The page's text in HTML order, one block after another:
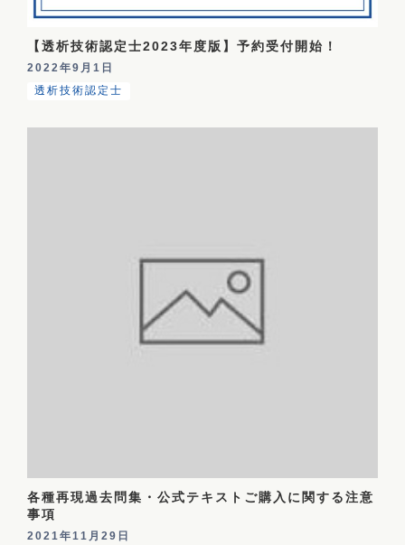
【透析技術認定士2023年度版】予約受付開始！
2022年9月1日
透析技術認定士
各種再現過去問集・公式テキストご購入に関する注意
事項
2021年11月29日